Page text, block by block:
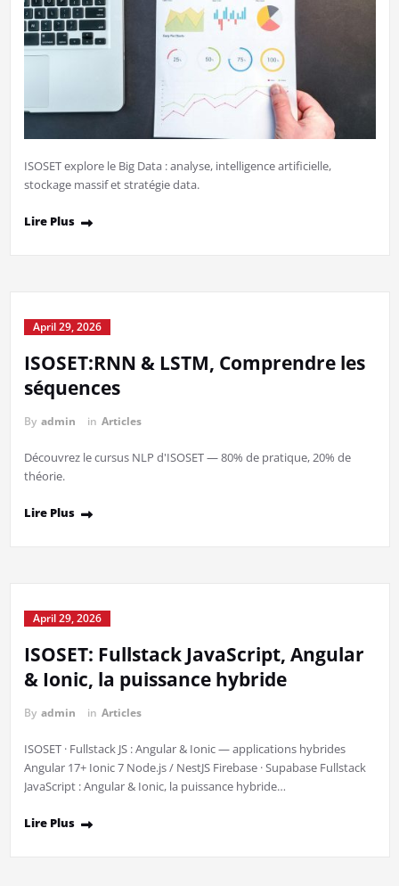
ISOSET explore le Big Data : analyse, intelligence artificielle,
stockage massif et stratégie data.
Lire Plus
April 29, 2026
ISOSET:RNN & LSTM, Comprendre les
séquences
By admin in Articles
Découvrez le cursus NLP d'ISOSET — 80% de pratique, 20% de
théorie.
Lire Plus
April 29, 2026
ISOSET: Fullstack JavaScript, Angular
& Ionic, la puissance hybride
By admin in Articles
ISOSET · Fullstack JS : Angular & Ionic — applications hybrides
Angular 17+ Ionic 7 Node.js / NestJS Firebase · Supabase Fullstack
JavaScript : Angular & Ionic, la puissance hybride…
Lire Plus